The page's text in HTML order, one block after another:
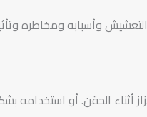
وأسبابه ومخاطره
أثناء الحقن. أو استخدامه